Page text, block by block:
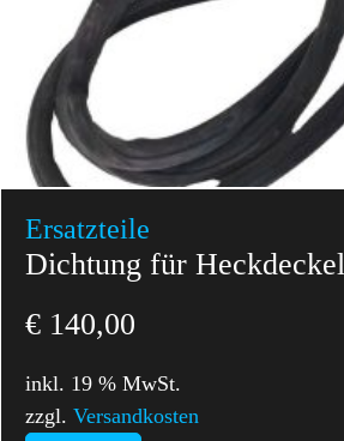
Ersatzteile
Dichtung für Heckdeckel
€ 140,00
inkl. 19 % MwSt.
zzgl.Versandkosten